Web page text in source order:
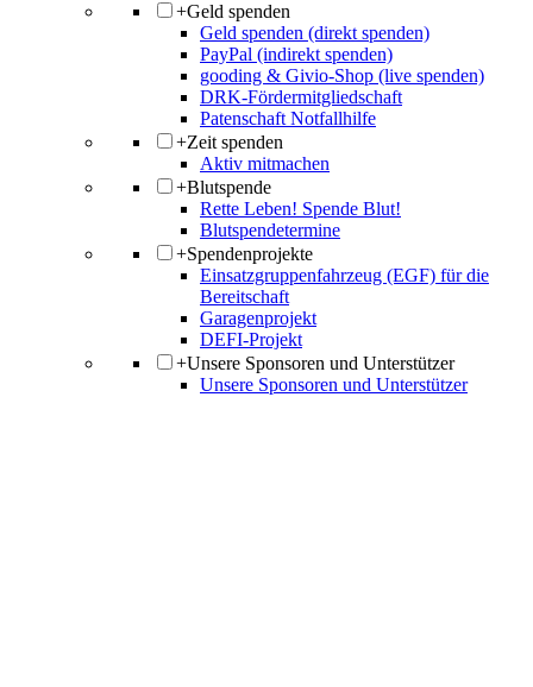
+Geld spenden
Geld spenden (direkt spenden)
PayPal (indirekt spenden)
gooding & Givio-Shop (live spenden)
DRK-Fördermitgliedschaft
Patenschaft Notfallhilfe
+Zeit spenden
Aktiv mitmachen
+Blutspende
Rette Leben! Spende Blut!
Blutspendetermine
+Spendenprojekte
Einsatzgruppenfahrzeug (EGF) für die
Bereitschaft
Garagenprojekt
DEFI-Projekt
+Unsere Sponsoren und Unterstützer
Unsere Sponsoren und Unterstützer